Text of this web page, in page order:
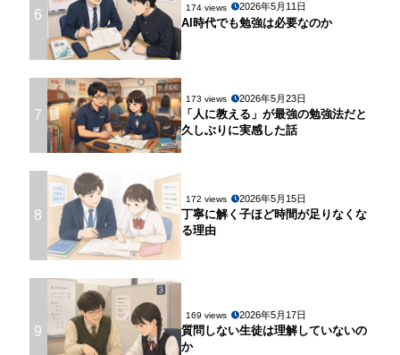
6 174 views 2026年5月11日
AI時代でも勉強は必要なのか
7
173 views 2026年5月23日
「人に教える」が最強の勉強法だと
久しぶりに実感した話
8
172 views 2026年5月15日
丁寧に解く子ほど時間が足りなくな
る理由
9
169 views 2026年5月17日
質問しない生徒は理解していないの
か